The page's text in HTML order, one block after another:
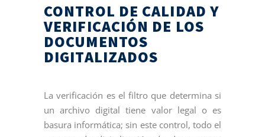
CONTROL DE CALIDAD Y
VERIFICACIÓN DE LOS
DOCUMENTOS
DIGITALIZADOS
La verificación es el filtro que determina si
un archivo digital tiene valor legal o es
basura informática; sin este control, todo el